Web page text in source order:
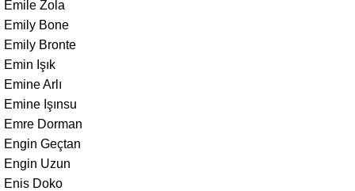
Emile Zola
Emily Bone
Emily Bronte
Emin Işık
Emine Arlı
Emine Işınsu
Emre Dorman
Engin Geçtan
Engin Uzun
Enis Doko